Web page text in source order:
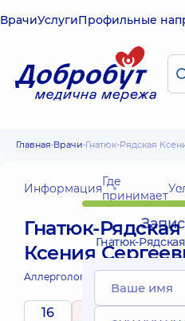
ВрачиУслугиПрофильные
Главная Врачи Гнатюк-Рядская
ИнформацияГде
принимает
Гнатюк-Рядская
Ксения
Аллерголог детский;
16
Гнатюк-